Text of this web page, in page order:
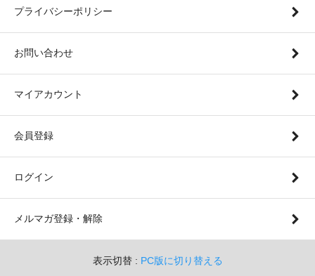
プライバシーポリシー
お問い合わせ
マイアカウント
会員登録
ログイン
メルマガ登録・解除
表示切替 : PC版に切り替える